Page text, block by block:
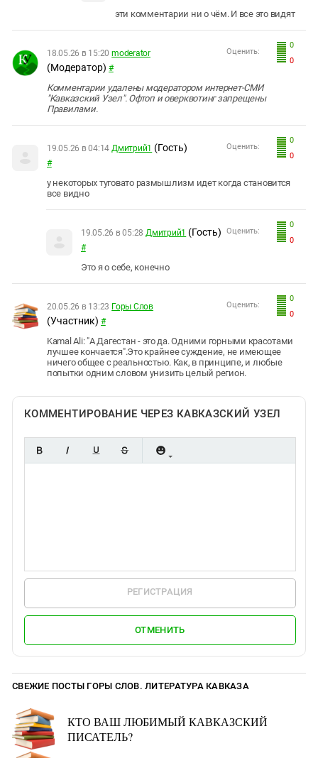
эти комментарии ни о чём. И все это видят
0
0
Оценить:
18.05.26 в 15:20 moderator
(Модератор) #
Комментарии удалены модератором интернет-СМИ
"Кавказский Узел". Офтоп и оверквотинг запрещены
Правилами.
0
0
Оценить:
19.05.26 в 04:14 Дмитрий1 (Гость)
#
у некоторых туговато размышлизм идет когда становится
все видно
0
0
Оценить:
19.05.26 в 05:28 Дмитрий1 (Гость)
#
Это я о себе, конечно
0
0
Оценить:
20.05.26 в 13:23 Горы Слов
(Участник) #
Kamal Ali: "А Дагестан - это да. Одними горными красотами
лучшее кончается".Это крайнее суждение, не имеющее
ничего общее с реальностью. Как, в принципе, и любые
попытки одним словом унизить целый регион.
КОММЕНТИРОВАНИЕ ЧЕРЕЗ КАВКАЗСКИЙ УЗЕЛ
РЕГИСТРАЦИЯ
ОТМЕНИТЬ
СВЕЖИЕ ПОСТЫ ГОРЫ СЛОВ. ЛИТЕРАТУРА КАВКАЗА
КТО ВАШ ЛЮБИМЫЙ КАВКАЗСКИЙ
ПИСАТЕЛЬ?